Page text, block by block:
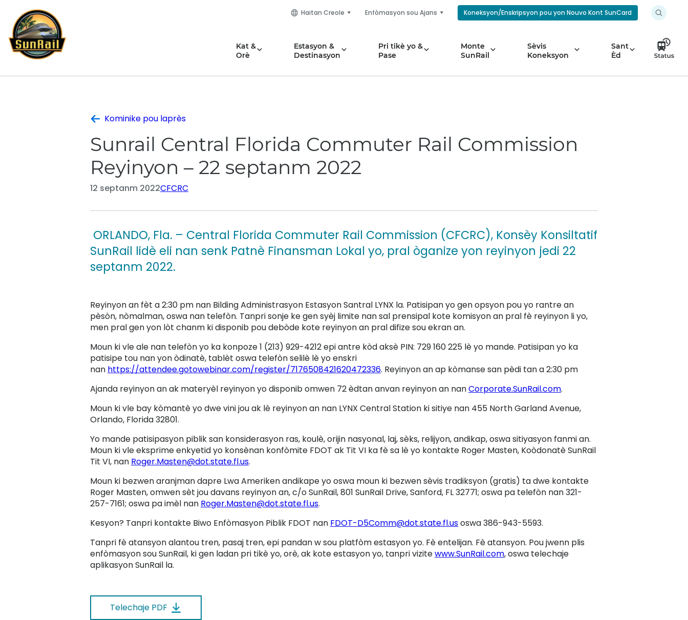
kontni
Haitan Creole Enfòmasyon sou Ajans Koneksyon/Enskripsyon pou yon Nouvo Kont SunCard
Kat &
Orè
Estasyon &
Destinasyon
Pri tikè yo &
Pase
Monte
SunRail
Sèvis
Koneksyon
Sant
Èd
Kominike pou laprès
Sunrail Central Florida Commuter Rail Commission
Reyinyon – 22 septanm 2022
12 septanm 2022CFCRC
ORLANDO, Fla. – Central Florida Commuter Rail Commission (CFCRC), Konsèy Konsiltatif
SunRail lidè eli nan senk Patnè Finansman Lokal yo, pral òganize yon reyinyon jedi 22
septanm 2022.
Reyinyon an fèt a 2:30 pm nan Bilding Administrasyon Estasyon Santral LYNX la. Patisipan yo gen opsyon pou yo rantre an
pèsòn, nòmalman, oswa nan telefòn. Tanpri sonje ke gen syèj limite nan sal prensipal kote komisyon an pral fè reyinyon li yo,
men pral gen yon lòt chanm ki disponib pou debòde kote reyinyon an pral difize sou ekran an.
Moun ki vle ale nan telefòn yo ka konpoze 1 (213) 929-4212 epi antre kòd aksè PIN: 729 160 225 lè yo mande. Patisipan yo ka
patisipe tou nan yon òdinatè, tablèt oswa telefòn selilè lè yo enskri
nan https://attendee.gotowebinar.com/register/7176508421620472336. Reyinyon an ap kòmanse san pèdi tan a 2:30 pm
Ajanda reyinyon an ak materyèl reyinyon yo disponib omwen 72 èdtan anvan reyinyon an nanCorporate.SunRail.com.
Moun ki vle bay kòmantè yo dwe vini jou ak lè reyinyon an nan LYNX Central Station ki sitiye nan 455 North Garland Avenue,
Orlando, Florida 32801.
Yo mande patisipasyon piblik san konsiderasyon ras, koulè, orijin nasyonal, laj, sèks, relijyon, andikap, oswa sitiyasyon fanmi an.
Moun ki vle eksprime enkyetid yo konsènan konfòmite FDOT ak Tit VI ka fè sa lè yo kontakte Roger Masten, Koòdonatè SunRail
Tit VI, nan Roger.Masten@dot.state.fl.us.
Moun ki bezwen aranjman dapre Lwa Ameriken andikape yo oswa moun ki bezwen sèvis tradiksyon (gratis) ta dwe kontakte
Roger Masten, omwen sèt jou davans reyinyon an, c/o SunRail, 801 SunRail Drive, Sanford, FL 32771; oswa pa telefòn nan 321-
257-7161; oswa pa imèl nan Roger.Masten@dot.state.fl.us.
Kesyon? Tanpri kontakte Biwo Enfòmasyon Piblik FDOT nan FDOT-D5Comm@dot.state.fl.usoswa 386-943-5593.
Tanpri fè atansyon alantou tren, pasaj tren, epi pandan w sou platfòm estasyon yo. Fè entelijan. Fè atansyon. Pou jwenn plis
enfòmasyon sou SunRail, ki gen ladan pri tikè yo, orè, ak kote estasyon yo, tanpri vizitewww.SunRail.com, oswa telechaje
aplikasyon SunRail la.
Telechaje PDF